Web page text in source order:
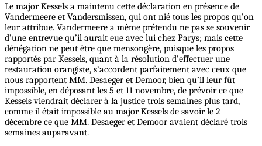
Le major Kessels a maintenu cette déclaration en présence de
Vandermeere et Vandersmissen, qui ont nié tous les propos qu’on
leur attribue. Vandermeere a même prétendu ne pas se souvenir
d’une entrevue qu’il aurait eue avec lui chez Parys; mais cette
dénégation ne peut être que mensongère, puisque les propos
rapportés par Kessels, quant à la résolution d’effectuer une
restauration orangiste, s’accordent parfaitement avec ceux que
nous rapportent MM. Desaeger et Demoor, bien qu’il leur fût
impossible, en déposant les 5 et 11 novembre, de prévoir ce que
Kessels viendrait déclarer à la justice trois semaines plus tard,
comme il était impossible au major Kessels de savoir le 2
décembre ce que MM. Desaeger et Demoor avaient déclaré trois
semaines auparavant.